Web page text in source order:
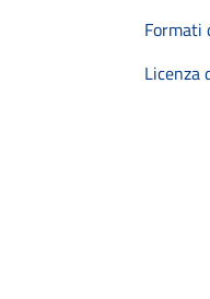
Formati
Licenza